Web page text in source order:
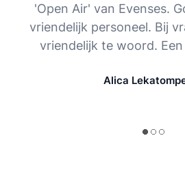
'Open Air' van Evenses.
vriendelijk personeel. Bij
vriendelijk te woord.
Alica